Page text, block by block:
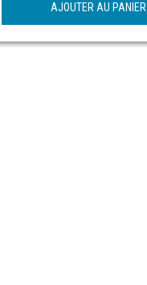
AJOUTER AU PANIER